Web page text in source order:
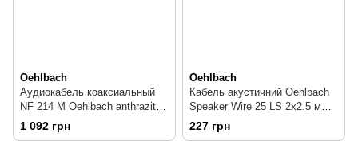
Oehlbach
Аудиокабель коаксиальный
NF 214 M Oehlbach anthrazit,
LF, 2-й екран, SPOFC, чорний
1 092 грн
Oehlbach
Кабель акустичний Oehlbach
Speaker Wire 25 LS 2х2.5 мм²,
до 150/110 Вт, чорний
227 грн